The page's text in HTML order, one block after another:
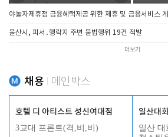
야놀자제휴점 금융혜택제공 위한 제휴 및 금융서비스 게
울산시, 피서․행락지 주변 불법행위 19건 적발
더보기
채용 메인박스
호텔 디 아티스트 성신여대점
3교대 프론트(격,비,비)
일산대
일산 대